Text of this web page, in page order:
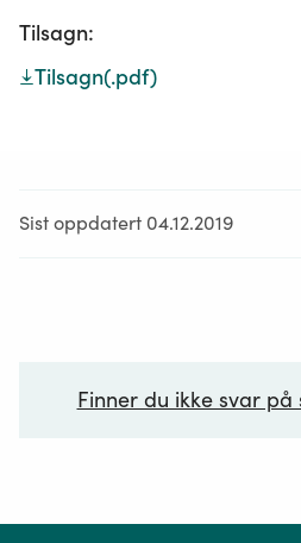
Tilsagn:
Tilsagn(.pdf)
Sist oppdatert 04.12.2019
Finner du ikke svar